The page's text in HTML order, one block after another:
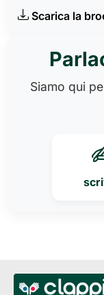
Scarica la
Siamo qui